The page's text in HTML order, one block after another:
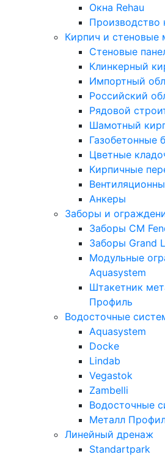
Окна Rehau
Производство
Кирпич и стеновые
Стеновые
Клинкерный
Импортный
Российский
Рядовой
Шамотный
Газобетонные
Цветные
Кирпичные
Анкеры
Заборы и
Заборы CM
Заборы Grand
Модульные
Aquasystem
Штакетник
Профиль
Водосточные
Aquasystem
Docke
Lindab
Vegastok
Zambelli
Водосточные
Металл
Линейный дренаж
Standartpark